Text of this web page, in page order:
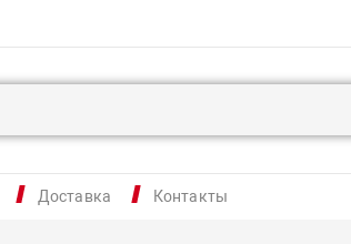
Доставка Контакты